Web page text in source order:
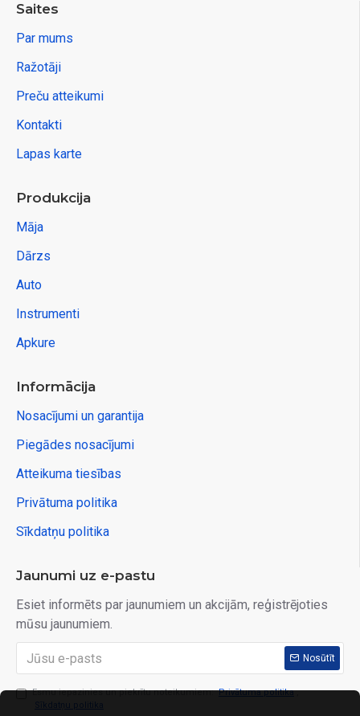
Saites
Par mums
Ražotāji
Preču atteikumi
Kontakti
Lapas karte
Produkcija
Māja
Dārzs
Auto
Instrumenti
Apkure
Informācija
Nosacījumi un garantija
Piegādes nosacījumi
Atteikuma tiesības
Privātuma politika
Sīkdatņu politika
Jaunumi uz e-pastu
Esiet informēts par jaunumiem un akcijām, reģistrējoties
mūsu jaunumiem.
Nosūtīt
Esmu iepazinies un piekrītu noteikumiem: Privātuma politika ,
Sīkdatņu politika